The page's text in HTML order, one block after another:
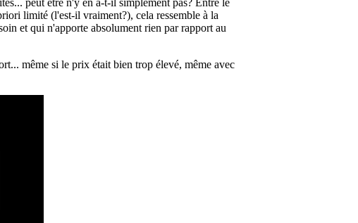
peut être n'y en a-t-il simplement pas? Entre le
limité (l'est-il vraiment?), cela ressemble à la
et qui n'apporte absolument rien par rapport au
même si le prix était bien trop élevé, même avec